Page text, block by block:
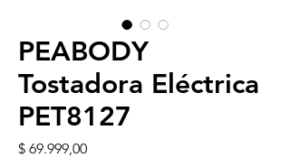
PEABODY
Tostadora Eléctrica
PET8127
$ 69.999,00Precio